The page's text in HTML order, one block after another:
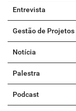
Entrevista
Gestão de Projetos
Notícia
Palestra
Podcast